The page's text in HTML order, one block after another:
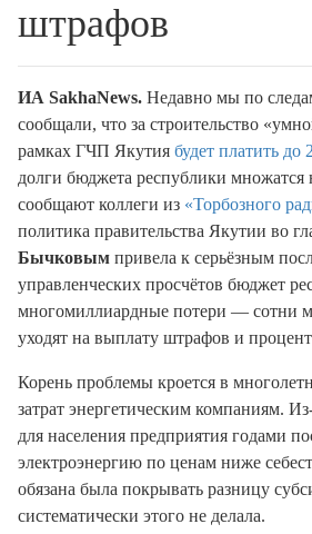
штрафов
ИA SakhaNews. Недавно мы по
сообщали, что за строительство
рамках ГЧП Якутия будет платить до
долги бюджета республики
сообщают коллеги из «Торбозного
политика правительства Якутии во
Бычковым привела к серьёзным
управленческих просчётов бюджет
многомиллиардные потери — сотни
уходят на выплату штрафов и
Корень проблемы кроется в
затрат энергетическим компаниям.
для населения предприятия годами
электроэнергию по ценам ниже
обязана была покрывать разницу
систематически этого не делала.